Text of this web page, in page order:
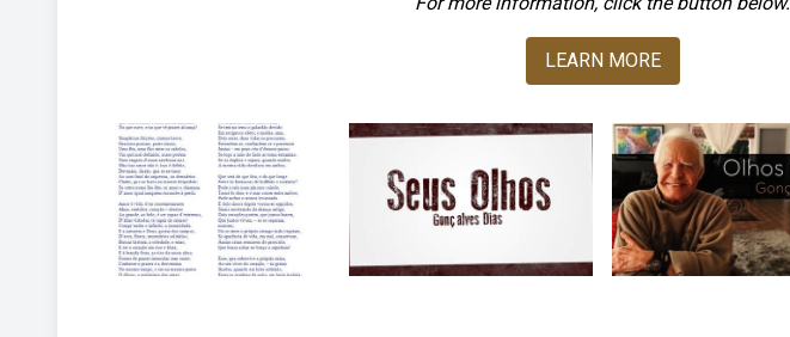
LEARN MORE